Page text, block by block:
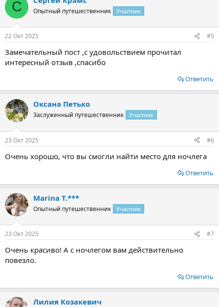
С Опытный путешественник Участник
22 Окт 2025 #5
Замечательный пост ,с удовольствием прочитал
интересный отзыв ,спасибо
Ответить
Оксана Петько
Заслуженный путешественник Участник
23 Окт 2025 #6
Очень хорошо, что вы смогли найти место для ночлега
Ответить
Marina T.***
Опытный путешественник Участник
23 Окт 2025 #7
Очень красиво! А с ночлегом вам действительно
повезло.
Ответить
Лилия Козакевич